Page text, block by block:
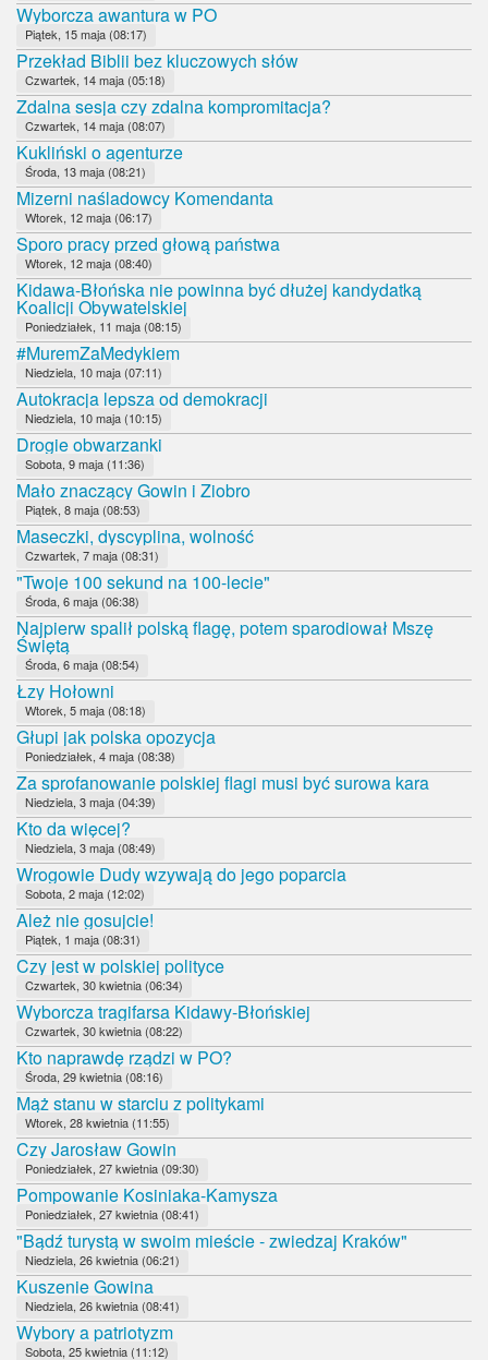
Wyborcza awantura w PO
Piątek, 15 maja (08:17)
Przekład Biblii bez kluczowych słów
Czwartek, 14 maja (05:18)
Zdalna sesja czy zdalna kompromitacja?
Czwartek, 14 maja (08:07)
Kukliński o agenturze
Środa, 13 maja (08:21)
Mizerni naśladowcy Komendanta
Wtorek, 12 maja (06:17)
Sporo pracy przed głową państwa
Wtorek, 12 maja (08:40)
Kidawa-Błońska nie powinna być dłużej kandydatką
Koalicji Obywatelskiej
Poniedziałek, 11 maja (08:15)
#MuremZaMedykiem
Niedziela, 10 maja (07:11)
Autokracja lepsza od demokracji
Niedziela, 10 maja (10:15)
Drogie obwarzanki
Sobota, 9 maja (11:36)
Mało znaczący Gowin i Ziobro
Piątek, 8 maja (08:53)
Maseczki, dyscyplina, wolność
Czwartek, 7 maja (08:31)
"Twoje 100 sekund na 100-lecie"
Środa, 6 maja (06:38)
Najpierw spalił polską flagę, potem sparodiował Mszę
Świętą
Środa, 6 maja (08:54)
Łzy Hołowni
Wtorek, 5 maja (08:18)
Głupi jak polska opozycja
Poniedziałek, 4 maja (08:38)
Za sprofanowanie polskiej flagi musi być surowa kara
Niedziela, 3 maja (04:39)
Kto da więcej?
Niedziela, 3 maja (08:49)
Wrogowie Dudy wzywają do jego poparcia
Sobota, 2 maja (12:02)
Ależ nie gosujcie!
Piątek, 1 maja (08:31)
Czy jest w polskiej polityce
Czwartek, 30 kwietnia (06:34)
Wyborcza tragifarsa Kidawy-Błońskiej
Czwartek, 30 kwietnia (08:22)
Kto naprawdę rządzi w PO?
Środa, 29 kwietnia (08:16)
Mąż stanu w starciu z politykami
Wtorek, 28 kwietnia (11:55)
Czy Jarosław Gowin
Poniedziałek, 27 kwietnia (09:30)
Pompowanie Kosiniaka-Kamysza
Poniedziałek, 27 kwietnia (08:41)
"Bądź turystą w swoim mieście - zwiedzaj Kraków"
Niedziela, 26 kwietnia (06:21)
Kuszenie Gowina
Niedziela, 26 kwietnia (08:41)
Wybory a patriotyzm
Sobota, 25 kwietnia (11:12)